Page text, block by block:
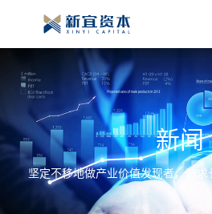
新闻
坚定不移地做产业价值发现者，追